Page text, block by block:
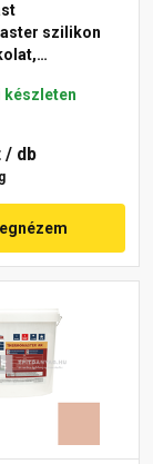
szilikon
készleten
/ db